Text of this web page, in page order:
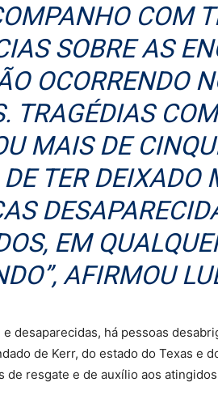
COM
SOBRE AS
OCORRENDO
TRAGÉDIAS
MAIS DE
TER DEIXADO
EM
AFIRMOU
desaparecidas, há pessoas
de Kerr, do estado do Texas e
de resgate e de auxílio aos